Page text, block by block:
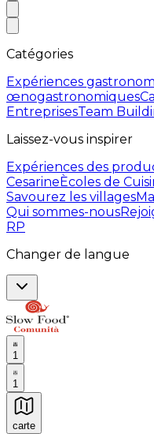
Catégories
Expériences
œnogastronomiques
EntreprisesTeam
Laissez-vous inspirer
Expériences des
CesarineÈcoles de
Savourez les villages
Qui sommes-nous
RP
Changer de langue
1
1
carte